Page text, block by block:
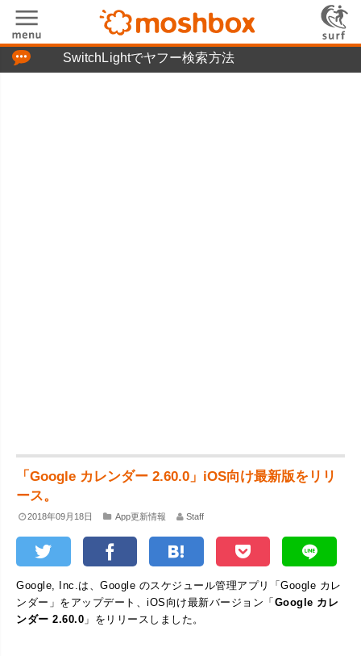
SwitchLightでヤフー検索方法
「Google カレンダー 2.60.0」iOS向け最新版をリリ
ース。
2018年09月18日 App更新情報 Staff
Google, Inc.は、Google のスケジュール管理アプリ「Google カレ
ンダー」をアップデート、iOS向け最新バージョン「Google カレ
ンダー 2.60.0 」をリリースしました。
「つぶやき」の使い方